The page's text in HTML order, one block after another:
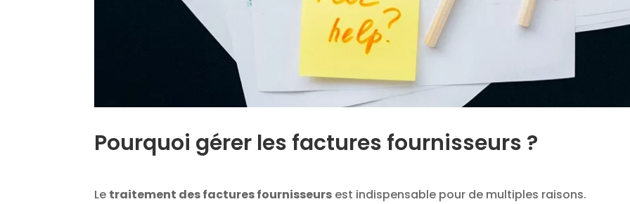
Pourquoi gérer les factures fournisseurs ?
Le traitement des factures fournisseurs est indispensable pour de multiples raisons.